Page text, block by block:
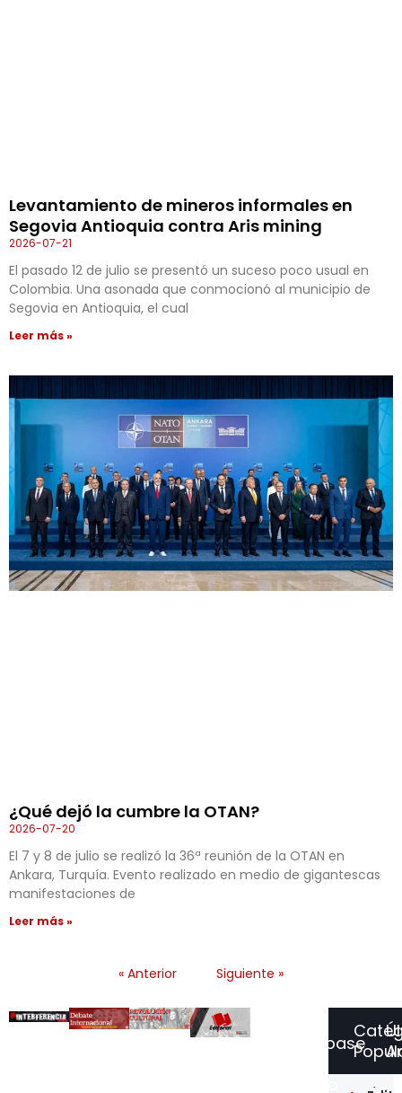
Levantamiento de mineros informales en
Segovia Antioquia contra Aris mining
2026-07-21
El pasado 12 de julio se presentó un suceso poco usual en
Colombia. Una asonada que conmocionó al municipio de
Segovia en Antioquia, el cual
Leer más »
¿Qué dejó la cumbre la OTAN?
2026-07-20
El 7 y 8 de julio se realizó la 36ª reunión de la OTAN en
Ankara, Turquía. Evento realizado en medio de gigantescas
manifestaciones de
Leer más »
« Anterior Siguiente »
Suscríbase